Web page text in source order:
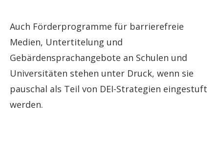
Auch Förderprogramme für barrierefreie
Medien, Untertitelung und
Gebärdensprachangebote an Schulen und
Universitäten stehen unter Druck, wenn sie
pauschal als Teil von DEI-Strategien eingestuft
werden.